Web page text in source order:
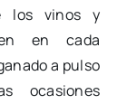
los vinos y
en cada
a pulso
ocasiones